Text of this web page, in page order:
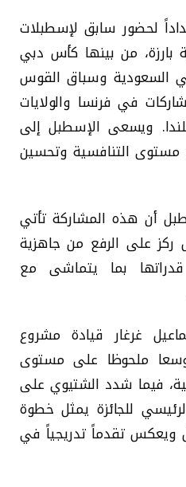
لحضور سابق لإسطبلات
بارزة، من بينها كأس دبي
السعودية وسباق القوس
في فرنسا والولايات
ويسعى الإسطبل إلى
التنافسية وتحسين
أن هذه المشاركة تأتي
ركز على الرفع من جاهزية
قدراتها بما يتماشى مع
غرغار قيادة مشروع
ملحوظا على مستوى
فيما شدد الشتيوي على
للجائزة يمثل خطوة
تقدماً تدريجياً في